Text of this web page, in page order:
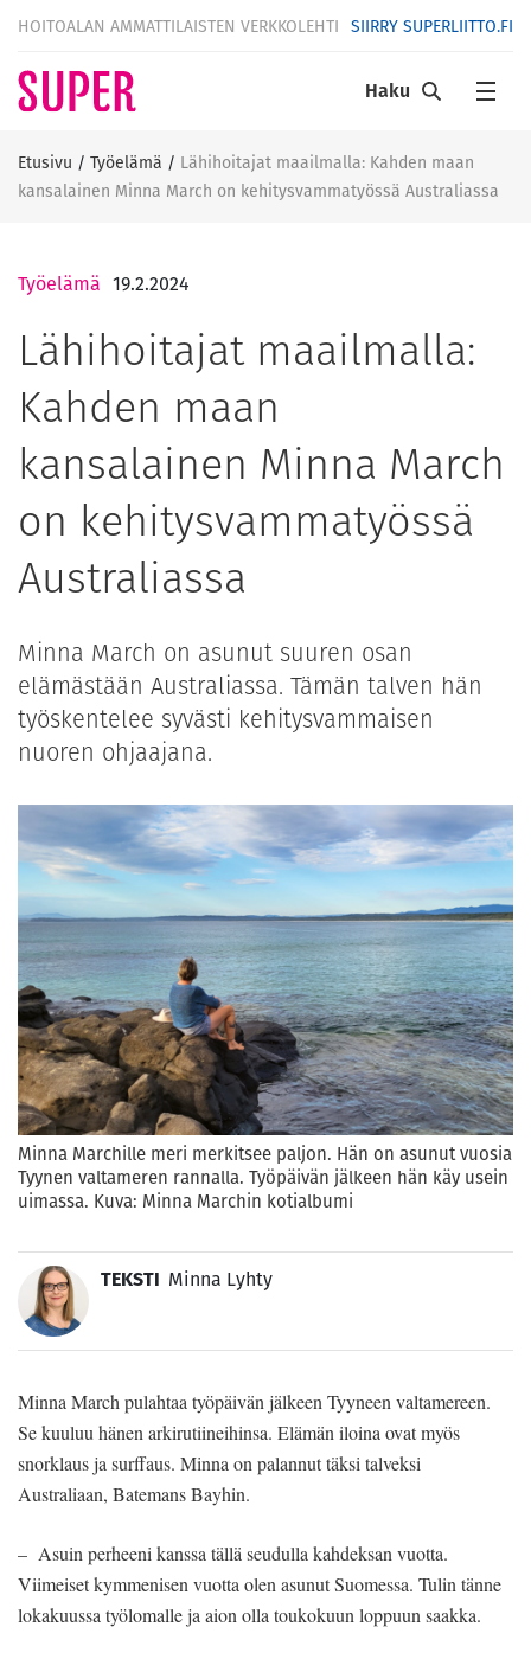
HOITOALAN AMMATTILAISTEN VERKKOLEHTI SIIRRY SUPERLIITTO.FI
Haku
Etusivu / Työelämä / Lähihoitajat maailmalla: Kahden maan
kansalainen Minna March on kehitysvammatyössä Australiassa
Työelämä 19.2.2024
Lähihoitajat maailmalla:
Kahden maan
kansalainen Minna March
on kehitysvammatyössä
Australiassa
Minna March on asunut suuren osan
elämästään Australiassa. Tämän talven hän
työskentelee syvästi kehitysvammaisen
nuoren ohjaajana.
Minna Marchille meri merkitsee paljon. Hän on asunut vuosia
Tyynen valtameren rannalla. Työpäivän jälkeen hän käy usein
uimassa. Kuva: Minna Marchin kotialbumi
TEKSTI Minna Lyhty
Minna March pulahtaa työpäivän jälkeen Tyyneen valtamereen.
Se kuuluu hänen arkirutiineihinsa. Elämän iloina ovat myös
snorklaus ja surffaus. Minna on palannut täksi talveksi
Australiaan, Batemans Bayhin.
– Asuin perheeni kanssa tällä seudulla kahdeksan vuotta.
Viimeiset kymmenisen vuotta olen asunut Suomessa. Tulin tänne
lokakuussa työlomalle ja aion olla toukokuun loppuun saakka.